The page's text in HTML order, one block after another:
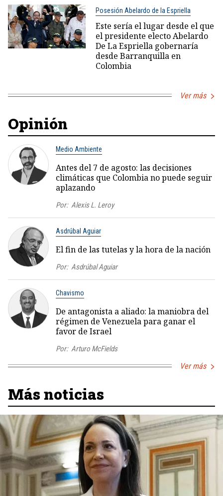
Posesión Abelardo de la Espriella
Este sería el lugar desde el que
el presidente electo Abelardo
De La Espriella gobernaría
desde Barranquilla en
Colombia
Ver más
Opinión
Medio Ambiente
Antes del 7 de agosto: las decisiones
climáticas que Colombia no puede seguir
aplazando
Por: Alexis L. Leroy
Asdrúbal Aguiar
El fin de las tutelas y la hora de la nación
Por: Asdrúbal Aguiar
Chavismo
De antagonista a aliado: la maniobra del
régimen de Venezuela para ganar el
favor de Israel
Por: Arturo McFields
Ver más
Más noticias